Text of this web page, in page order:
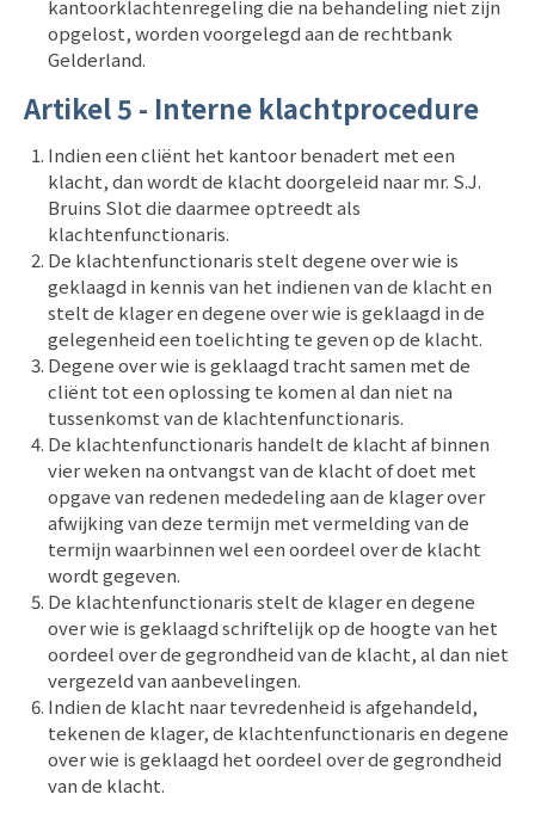
kantoorklachtenregeling die na behandeling niet zijn
opgelost, worden voorgelegd aan de rechtbank
Gelderland.
Artikel 5 - Interne klachtprocedure
Indien een cliënt het kantoor benadert met een
klacht, dan wordt de klacht doorgeleid naar mr. S.J.
Bruins Slot die daarmee optreedt als
klachtenfunctionaris.
De klachtenfunctionaris stelt degene over wie is
geklaagd in kennis van het indienen van de klacht en
stelt de klager en degene over wie is geklaagd in de
gelegenheid een toelichting te geven op de klacht.
Degene over wie is geklaagd tracht samen met de
cliënt tot een oplossing te komen al dan niet na
tussenkomst van de klachtenfunctionaris.
De klachtenfunctionaris handelt de klacht af binnen
vier weken na ontvangst van de klacht of doet met
opgave van redenen mededeling aan de klager over
afwijking van deze termijn met vermelding van de
termijn waarbinnen wel een oordeel over de klacht
wordt gegeven.
De klachtenfunctionaris stelt de klager en degene
over wie is geklaagd schriftelijk op de hoogte van het
oordeel over de gegrondheid van de klacht, al dan niet
vergezeld van aanbevelingen.
Indien de klacht naar tevredenheid is afgehandeld,
tekenen de klager, de klachtenfunctionaris en degene
over wie is geklaagd het oordeel over de gegrondheid
van de klacht.